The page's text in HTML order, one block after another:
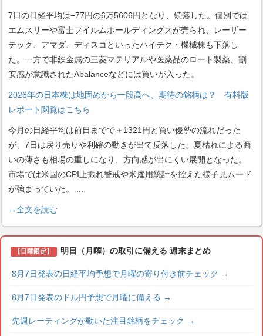
7日の日経平均は−77円の6万5606円となり、続落した。個別では
エムスリーや富士フイルムホールディングスが売られ、レーザー
テック、アマダ、ディスコといったハイテク・機械株も下落し
た。一方で非鉄金属の三菱マテリアルや医薬品のロート製薬、割
安感が意識されたAbalanceなどには買いが入った。
2026年の日本株は地固めから一段高へ、期待の銘柄は？ 有料版
レポート閲覧はこちら
今月の日経平均は前日までで＋1321円と買い優勢の流れだった
が、7日は戻り売りや利確の動きが出て反落した。夏枯れによる商
いの薄さも相場の重しになり、方向感が出にくい展開となった。
市場では米国のCPI上振れ警戒や米雇用統計を控えた様子見ムード
が強まっていた。
→全文を読む
【日曜限定】 明日（月曜）の取引に備える 週末まとめ
8月7日発表の日経平均予想で月曜の寄り付き前チェック →
8月7日発表のドル円予想で月曜に備える →
先週レーティングが動いた注目銘柄をチェック →